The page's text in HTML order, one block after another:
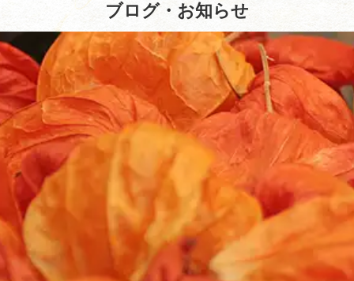
ブログ・お知らせ